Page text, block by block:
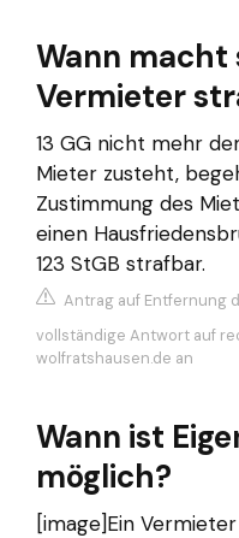
Wann macht
Vermieter
13 GG nicht mehr
Mieter zusteht,
Zustimmung des
einen
123 StGB strafbar.
Antrag auf Entfernung
vollständige Antwort auf
wolfratshausen.de an
Wann ist
möglich?
[image]Ein